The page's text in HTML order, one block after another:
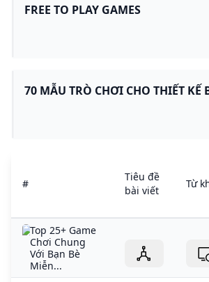
tuyến miễn phí trên mọi thiết bị.
FREE TO PLAY GAMES
70 MẪU TRÒ CHƠI CHO THIẾT KẾ
#
Tiêu đề
bài viết
Từ
Top 25+ Game
Chơi Chung
Với Bạn Bè
Miễn...